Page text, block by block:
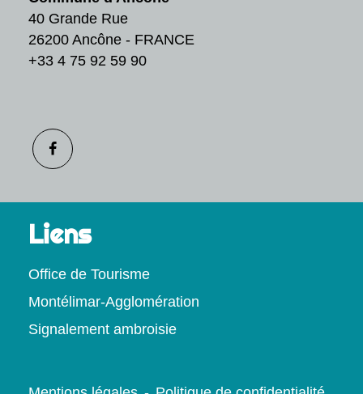
40 Grande Rue
26200 Ancône - FRANCE
+33 4 75 92 59 90
Liens
Office de Tourisme
Montélimar-Agglomération
Signalement ambroisie